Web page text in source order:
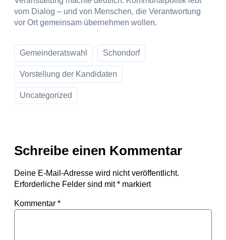
vom Dialog – und von Menschen, die Verantwortung
vor Ort gemeinsam übernehmen wollen.
Gemeinderatswahl Schondorf
Vorstellung der Kandidaten
Uncategorized
Schreibe einen Kommentar
Deine E-Mail-Adresse wird nicht veröffentlicht.
Erforderliche Felder sind mit* markiert
Kommentar *